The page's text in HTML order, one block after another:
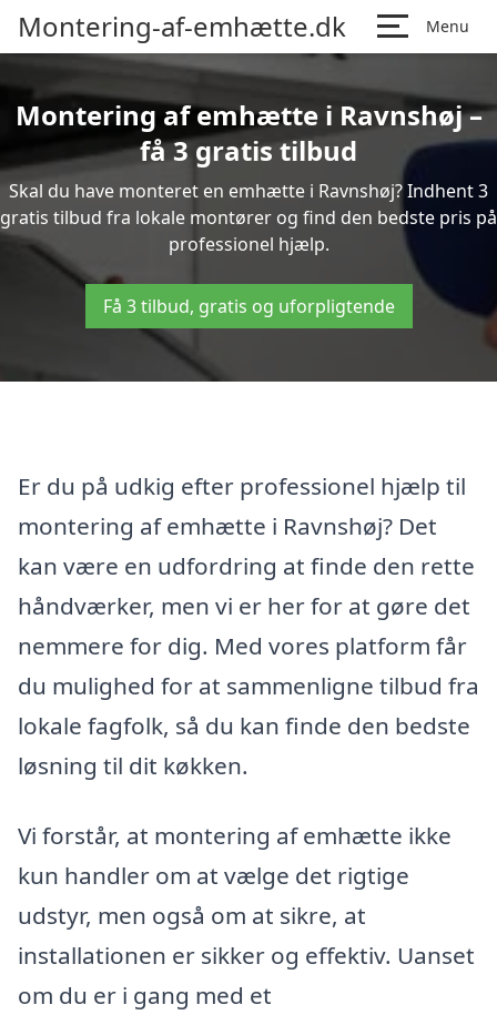
Montering-af-emhætte.dk Menu
Montering af emhætte i Ravnshøj –
få 3 gratis tilbud
Skal du have monteret en emhætte i Ravnshøj? Indhent 3
gratis tilbud fra lokale montører og find den bedste pris på
professionel hjælp.
Få 3 tilbud, gratis og uforpligtende
Er du på udkig efter professionel hjælp til
montering af emhætte i Ravnshøj? Det
kan være en udfordring at finde den rette
håndværker, men vi er her for at gøre det
nemmere for dig. Med vores platform får
du mulighed for at sammenligne tilbud fra
lokale fagfolk, så du kan finde den bedste
løsning til dit køkken.
Vi forstår, at montering af emhætte ikke
kun handler om at vælge det rigtige
udstyr, men også om at sikre, at
installationen er sikker og effektiv. Uanset
om du er i gang med et